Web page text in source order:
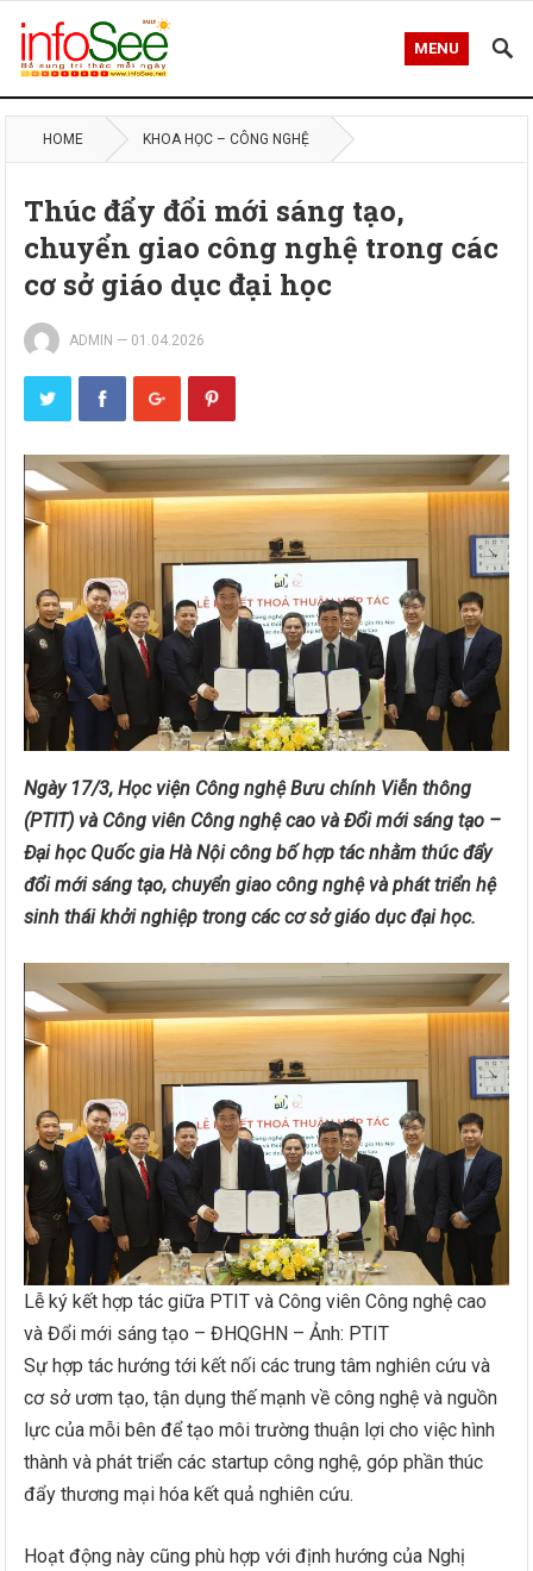
MENU
HOME KHOA HỌC – CÔNG NGHỆ
Thúc đẩy đổi mới sáng tạo,
chuyển giao công nghệ trong các
cơ sở giáo dục đại học
ADMIN — 01.04.2026
Ngày 17/3, Học viện Công nghệ Bưu chính Viễn thông
(PTIT) và Công viên Công nghệ cao và Đổi mới sáng tạo –
Đại học Quốc gia Hà Nội công bố hợp tác nhằm thúc đẩy
đổi mới sáng tạo, chuyển giao công nghệ và phát triển hệ
sinh thái khởi nghiệp trong các cơ sở giáo dục đại học.
Lễ ký kết hợp tác giữa PTIT và Công viên Công nghệ cao
và Đổi mới sáng tạo – ĐHQGHN – Ảnh: PTIT
Sự hợp tác hướng tới kết nối các trung tâm nghiên cứu và
cơ sở ươm tạo, tận dụng thế mạnh về công nghệ và nguồn
lực của mỗi bên để tạo môi trường thuận lợi cho việc hình
thành và phát triển các startup công nghệ, góp phần thúc
đẩy thương mại hóa kết quả nghiên cứu.
Hoạt động này cũng phù hợp với định hướng của Nghị